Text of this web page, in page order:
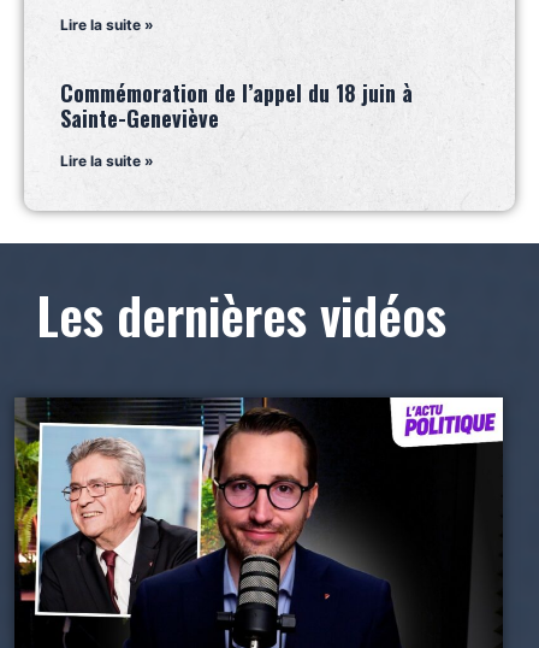
Lire la suite »
Commémoration de l’appel du 18 juin à
Sainte-Geneviève
Lire la suite »
Les dernières vidéos